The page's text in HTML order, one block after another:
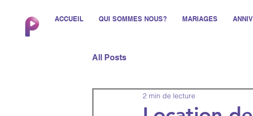
ACCUEIL QUI SOMMES NOUS? MARIAGES
All Posts
2 min de lecture